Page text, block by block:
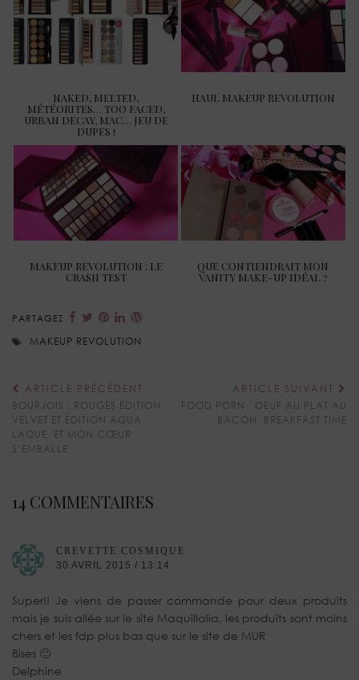
NAKED, MELTED,
MÉTÉORITES… TOO FACED,
URBAN DECAY, MAC… JEU DE
DUPES !
HAUL MAKEUP REVOLUTION
MAKEUP REVOLUTION : LE
CRASH TEST
QUE CONTIENDRAIT MON
VANITY MAKE-UP IDÉAL ?
PARTAGEZ
MAKEUP REVOLUTION
ARTICLE PRÉCÉDENT
BOURJOIS : ROUGES ÉDITION
VELVET ET ÉDITION AQUA
LAQUE. ET MON CŒUR
S’EMBALLE
ARTICLE SUIVANT
FOOD PORN : OEUF AU PLAT AU
BACON, BREAKFAST TIME
14 COMMENTAIRES
CREVETTE COSMIQUE
30 AVRIL 2015 / 13:14
Super!! Je viens de passer commande pour deux produits
mais je suis allée sur le site Maquillalia, les produits sont moins
chers et les fdp plus bas que sur le site de MUR
Bises 🙂
Delphine